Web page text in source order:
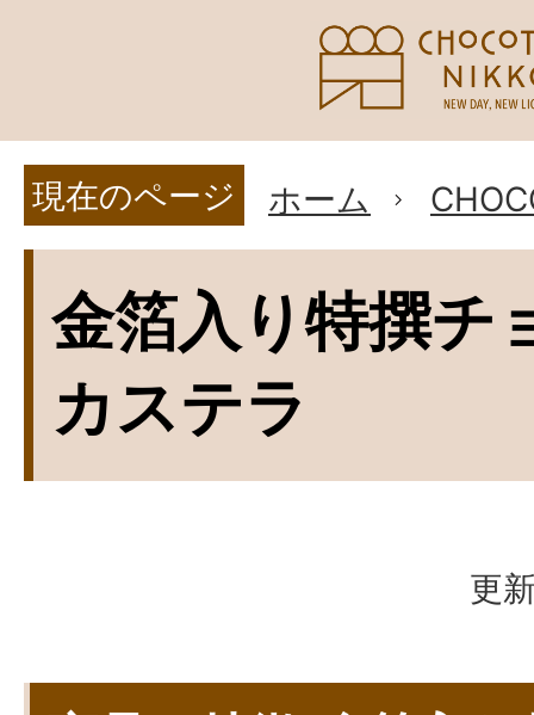
現在のページ ホーム
金箔入り特撰チ
カステラ
更